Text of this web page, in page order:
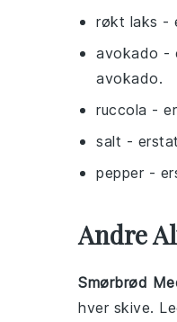
røkt laks -
avokado -
avokado.
ruccola -
salt -
pepper -
Andre
Smørbrød
hver skive.